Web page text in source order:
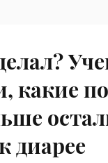
какие
диарее